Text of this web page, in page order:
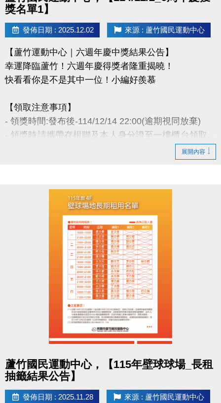
盡事宜則以網站公告為主。
洽詢專線 : (03)263-9066 分機114、115
https://www.lzsports.com.tw/zh_TW/news/pageID/1/
FB : @桃園市蘆竹國民運動中心
IG : @luzhusports
獎名單1】
發佈日期 : 2025.12.02 來源 : 蘆竹國民運動中心
【蘆竹運動中心｜六週年慶中獎結果公告】
幸運降臨蘆竹！六週年慶得獎者隆重揭曉！
快看看你是不是其中一位！小編好羨慕
【領取注意事項】
- 領獎時間:發布後-114/12/14 22:00(逾期視同放棄)
- 領獎時請攜帶存根聯及本人身分證至一樓櫃台領取。
若無法親領，代領者亦需攜帶存根聯、中獎者身分
- 會員卡獎項領取日即為開卡日，會員資格當日起開始
生效，恕無法延後使用。
- 課程抵用金$1500及場地抵用金$500，皆不可分次使
用，進行折抵後，由櫃檯收回。
- 若使用課程折抵金報課，該課程有未開課成功之情
況，不得退費折換現金，但可轉班至有開課成功之課
- 因活動核銷需要，會複印得獎者身分證或相關個人資
料，領獎則視同同意提供本人資料，可請櫃檯註明僅
- 本活動作業說明蘆竹國民運動中心保有解釋、修正、
盡事宜則以網站公告為主。
洽詢專線 : (03)263-9066 分機114、115
展開內容
蘆竹國民運動中心，【115年壁球球場_長租
抽籤結果公告】
發佈日期 : 2025.11.28 來源 : 蘆竹國民運動中心